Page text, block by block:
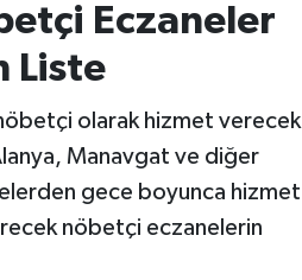
Eczaneler
Liste
olarak hizmet verecek
Manavgat ve diğer
gece boyunca hizmet
nöbetçi eczanelerin